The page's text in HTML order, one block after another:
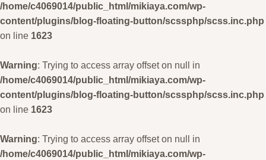
/home/c4069014/public_html/mikiaya.com/wp-
content/plugins/blog-floating-button/scssphp/scss.inc.php
on line 1623
Warning: Trying to access array offset on null in
/home/c4069014/public_html/mikiaya.com/wp-
content/plugins/blog-floating-button/scssphp/scss.inc.php
on line 1623
Warning: Trying to access array offset on null in
/home/c4069014/public_html/mikiaya.com/wp-